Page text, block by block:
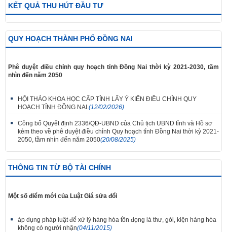
KẾT QUẢ THU HÚT ĐẦU TƯ
QUY HOẠCH THÀNH PHỐ ĐỒNG NAI
Phê duyệt điều chỉnh quy hoạch tỉnh Đồng Nai thời kỳ 2021-2030, tầm
nhìn đến năm 2050
HỘI THẢO KHOA HỌC CẤP TỈNH LẤY Ý KIẾN ĐIỀU CHỈNH QUY
HOẠCH TỈNH ĐỒNG NAI. (12/02/2026)
Công bố Quyết định 2336/QĐ-UBND của Chủ tịch UBND tỉnh và Hồ sơ
kèm theo về phê duyệt điều chỉnh Quy hoạch tỉnh Đồng Nai thời kỳ 2021-
2050, tầm nhìn đến năm 2050(20/08/2025)
THÔNG TIN TỪ BỘ TÀI CHÍNH
Một số điểm mới của Luật Giá sửa đổi
áp dụng pháp luật để xử lý hàng hóa tồn đọng là thư, gói, kiện hàng hóa
không có người nhận(04/11/2015)